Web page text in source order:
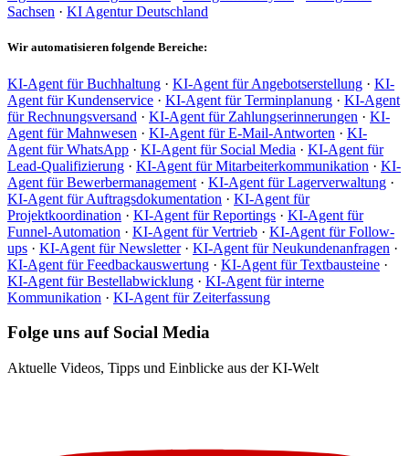
Sachsen · KI Agentur Deutschland
Wir automatisieren folgende Bereiche:
KI-Agent für Buchhaltung · KI-Agent für Angebotserstellung · KI-
Agent für Kundenservice · KI-Agent für Terminplanung · KI-Agent
für Rechnungsversand · KI-Agent für Zahlungserinnerungen · KI-
Agent für Mahnwesen · KI-Agent für E-Mail-Antworten · KI-
Agent für WhatsApp · KI-Agent für Social Media · KI-Agent für
Lead-Qualifizierung · KI-Agent für Mitarbeiterkommunikation · KI-
Agent für Bewerbermanagement · KI-Agent für Lagerverwaltung ·
KI-Agent für Auftragsdokumentation · KI-Agent für
Projektkoordination · KI-Agent für Reportings · KI-Agent für
Funnel-Automation · KI-Agent für Vertrieb · KI-Agent für Follow-
ups · KI-Agent für Newsletter· KI-Agent für Neukundenanfragen ·
KI-Agent für Feedbackauswertung · KI-Agent für Textbausteine ·
KI-Agent für Bestellabwicklung · KI-Agent für interne
Kommunikation · KI-Agent für Zeiterfassung
Folge uns auf Social Media
Aktuelle Videos, Tipps und Einblicke aus der KI-Welt